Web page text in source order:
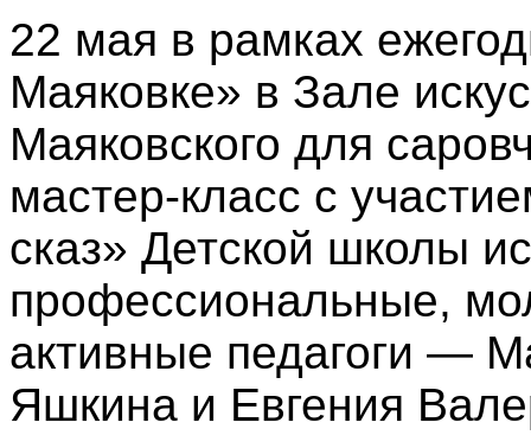
22 мая в рамках
Маяковке» в Зале
Маяковского для
мастер‑класс с
сказ» Детской школы
профессиональные,
активные педагоги —
Яшкина и Евгения